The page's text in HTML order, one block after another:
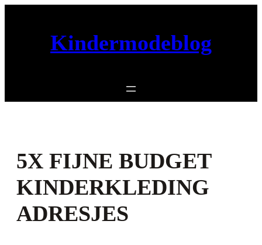
Kindermodeblog
5X FIJNE BUDGET
KINDERKLEDING
ADRESJES